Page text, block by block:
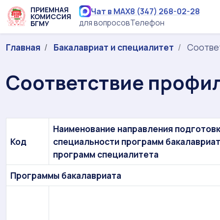
ПРИЕМНАЯ
КОМИССИЯ
БГМУ
Чат в MAX
для вопросов
8 (347) 268-02-28
Телефон
Главная Бакалавриат и специалитет
Соответствие
Код
Наименование направления
специальности программ
программ специалитета
Программы бакалавриата